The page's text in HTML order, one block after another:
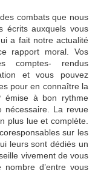
combats que nous
écrits auxquels vous
a fait notre actualité
rapport moral. Vos
comptes- rendus
et vous pouvez
pour en connaître la
émise à bon rythme
nécessaire. La revue
plus lue et complète.
sur les
leurs sont dédiés un
vivement de vous
d’entre vous